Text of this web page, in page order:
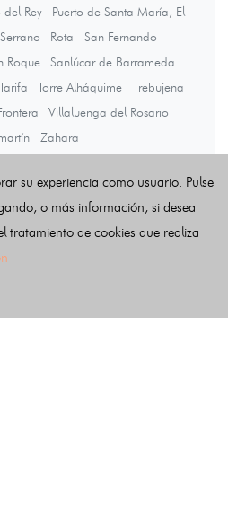
del Rey
Puerto de Santa María, El
Rota
San Fernando
Roque
Sanlúcar de Barrameda
Tarifa Torre Alháquime
Trebujena
Villaluenga del Rosario
Zahara
Últimas noticias
su experiencia como usuario. Pulse
o más información, si desea
tratamiento de cookies que realiza